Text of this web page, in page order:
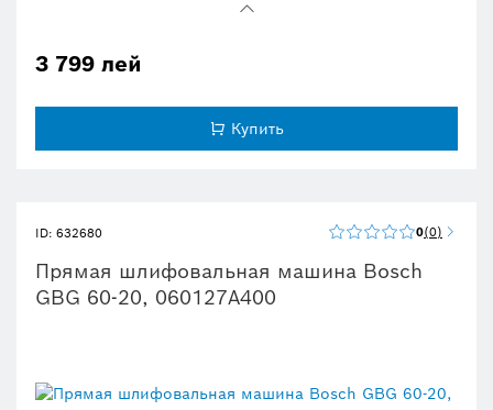
Прочный корпус из алюминия, отлитого под давлением, с
Прочная база обеспечивает безопасность и устойчивость
3 799 лей
Купить
ID: 632680 0 0
Прямая шлифовальная машина Bosch
GBG 60-20, 060127A400